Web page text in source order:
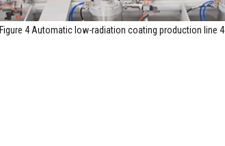
Figure 4 Automatic low-radiation coating production line 4